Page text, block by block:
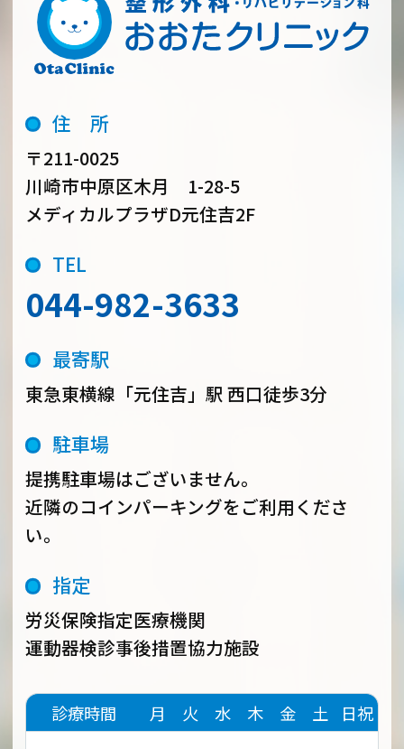
住 所
〒211-0025
川崎市中原区木月 1-28-5
メディカルプラザD元住吉2F
TEL
044-982-3633
最寄駅
東急東横線「元住吉」駅 西口徒歩3分
駐車場
提携駐車場はございません。
近隣のコインパーキングをご利用くださ
い。
指定
労災保険指定医療機関
運動器検診事後措置協力施設
診療時間 月 火 水 木 金 土
日祝